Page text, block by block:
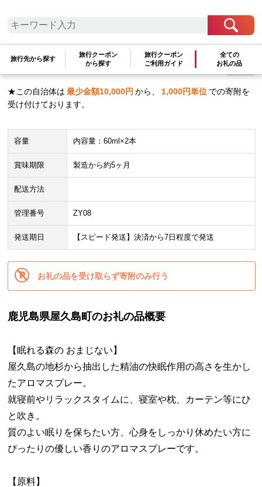
旅行先から探す
旅行クーポン
から探す
旅行クーポン
ご利用ガイド
全ての
お礼の品
眠れる森のおまじないスプレー60ml×2本
セット
17,000 数量：
★この自治体は 最少金額10,000円 から、 1,000円単位 での寄附を
受け付けております。
容量 内容量：60ml×2本
賞味期限 製造から約5ヶ月
配送方法
管理番号 ZY08
発送期日 【スピード発送】決済から7日程度で発送
お礼の品を受け取らず寄附のみ行う
鹿児島県屋久島町のお礼の品概要
【眠れる森の おまじない】
屋久島の地杉から抽出した精油の快眠作用の高さを生かし
たアロマスプレー。
就寝前やリラックスタイムに、寝室や枕、カーテン等にひ
と吹き。
質のよい眠りを保ちたい方、心身をしっかり休めたい方に
ぴったりの優しい香りのアロマスプレーです。
【原料】